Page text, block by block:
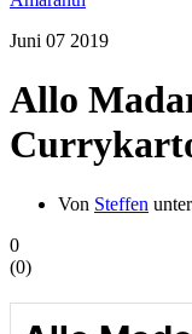
Juni 07 2019
Allo
Von Steffen unter
0
(0)